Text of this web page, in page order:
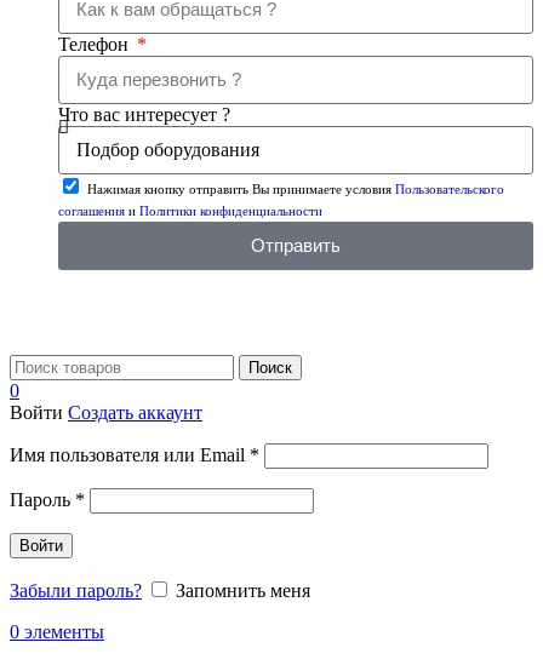
Телефон
Что вас интересует ?
Нажимая кнопку отправить Вы принимаете условия Пользовательского
соглашения и Политики конфиденциальности
Отправить
Поиск
0
Войти Создать аккаунт
Имя пользователя или Email *
Пароль *
Войти
Забыли пароль?
Запомнить меня
0 элементы